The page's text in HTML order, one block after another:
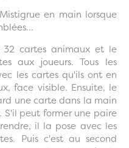
en main lorsque
32 cartes animaux et le
aux joueurs. Tous les
les cartes qu'ils ont en
face visible. Ensuite, le
une carte dans la main
S'il peut former une paire
il la pose avec les
Puis c'est au second